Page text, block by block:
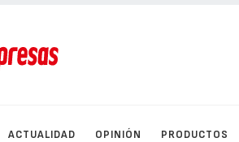
ACTUALIDAD OPINIÓN PRODUCTOS